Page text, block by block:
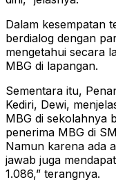
Dalam kesempatan
berdialog dengan
mengetahui secara
MBG di lapangan.
Sementara itu,
Kediri, Dewi,
MBG di sekolahnya
penerima MBG di
Namun karena ada
jawab juga
1.086,” terangnya.